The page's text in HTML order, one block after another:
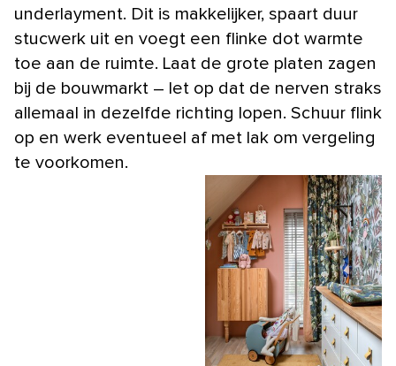
underlayment. Dit is makkelijker, spaart duur
stucwerk uit en voegt een flinke dot warmte
toe aan de ruimte. Laat de grote platen zagen
bij de bouwmarkt – let op dat de nerven straks
allemaal in dezelfde richting lopen. Schuur flink
op en werk eventueel af met lak om vergeling
te voorkomen.